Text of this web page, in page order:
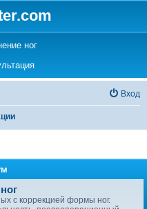
tab)
ног(Opens a new tab)
tab)(Opens a new tab)
Вход
с коррекцией формы ног.